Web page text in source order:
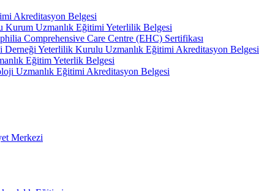
Akreditasyon Belgesi
Uzmanlık Eğitimi Yeterlilik Belgesi
Comprehensive Care Centre (EHC) Sertifikası
Yeterlilik Kurulu Uzmanlık Eğitimi Akreditasyon Belgesi
Eğitim Yeterlik Belgesi
Uzmanlık Eğitimi Akreditasyon Belgesi
Merkezi